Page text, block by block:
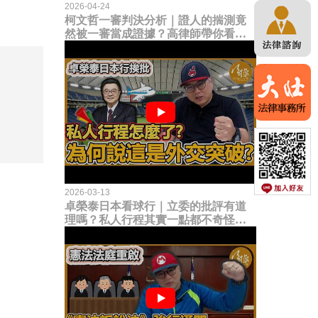
2026-04-24
柯文哲一審判決分析｜證人的揣測竟
然被一審當成證據？高律師帶你看未
2026-03-13
卓榮泰日本看球行｜立委的批評有道
理嗎？私人行程其實一點都不奇怪？